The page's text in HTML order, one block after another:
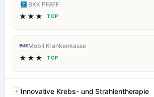
BKK PFAFF
★★★ TOP
Mobil Krankenkasse
★★★ TOP
Innovative Krebs- und Strahlentherapie